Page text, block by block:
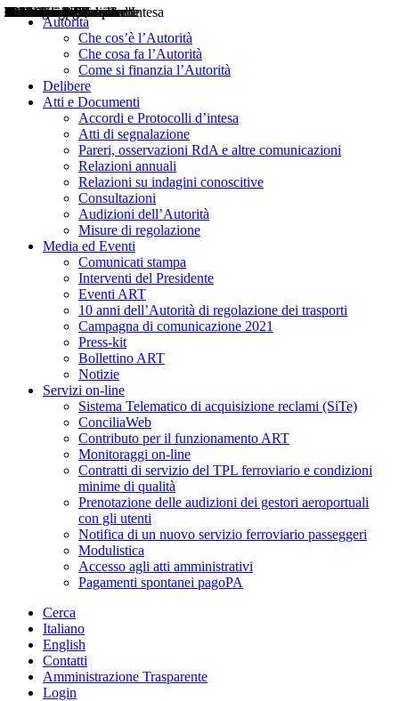
Autorità
Che cos’è l’Autorità
Che cosa fa l’Autorità
Come si finanzia l’Autorità
Delibere
Atti e Documenti
Accordi e Protocolli d’intesa
Atti di segnalazione
Pareri, osservazioni RdA e altre comunicazioni
Relazioni annuali
Relazioni su indagini conoscitive
Consultazioni
Audizioni dell’Autorità
Misure di regolazione
Media ed Eventi
Comunicati stampa
Interventi del Presidente
Eventi ART
10 anni dell’Autorità di regolazione dei trasporti
Campagna di comunicazione 2021
Press-kit
Bollettino ART
Notizie
Servizi on-line
Sistema Telematico di acquisizione reclami (SiTe)
ConciliaWeb
Contributo per il funzionamento ART
Monitoraggi on-line
Contratti di servizio del TPL ferroviario e condizioni
minime di qualità
Prenotazione delle audizioni dei gestori aeroportuali
con gli utenti
Notifica di un nuovo servizio ferroviario passeggeri
Modulistica
Accesso agli atti amministrativi
Pagamenti spontanei pagoPA
Cerca
Italiano
English
Contatti
Amministrazione Trasparente
Login
Delibere
Pareri
Consultazioni
Audizioni
Atti di Segnalazione
Accordi e Protocolli d'Intesa
Relazioni annuali
Misure di regolazione
Notizie
Comunicati Stampa
Bollettini ART
Convegni ART
Interviste del Presidente
Articoli in primo piano
Interventi del Presidente
2004
2005
2010
2013
2014
2015
2016
2017
2018
2019
202
2020
2021
2022
2023
2024
2025
2026
Aereo
Marittimo
Terrestre